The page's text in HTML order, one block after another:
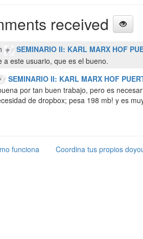
received
SEMINARIO II: KARL MARX HOF
a este usuario, que es el bueno.
SEMINARIO II: KARL MARX HOF
por tan buen trabajo, pero es
de dropbox; pesa 198 mb! y es
funciona Coordina tus propios